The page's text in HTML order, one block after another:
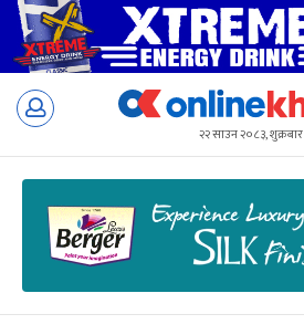
Skip
२२ साउन २०८३, शुक्रबार